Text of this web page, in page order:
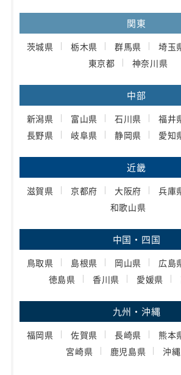
関東
茨城県 栃木県 群馬県 埼玉
東京都
神奈川県
中部
新潟県 富山県 石川県 福井
長野県
岐阜県 静岡県 愛知
近畿
滋賀県 京都府 大阪府 兵庫
和歌山県
中国・四国
鳥取県 島根県 岡山県 広島
徳島県
香川県 愛媛県
九州・沖縄
福岡県 佐賀県 長崎県 熊本
宮崎県
鹿児島県 沖